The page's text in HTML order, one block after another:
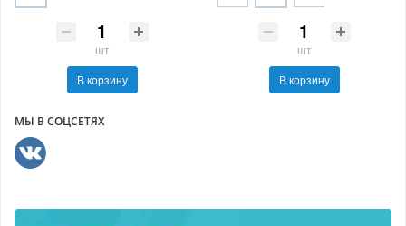
шт
В корзину
шт
В корзину
МЫ В СОЦСЕТЯХ